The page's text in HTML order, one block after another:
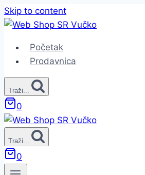
Skip to content
Početak
Prodavnica
Traži...
0
Traži...
0